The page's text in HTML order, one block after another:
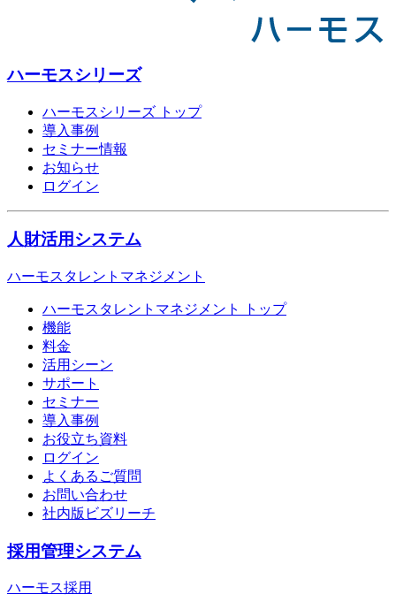
ハーモスシリーズ
ハーモスシリーズ トップ
導入事例
セミナー情報
お知らせ
ログイン
人財活用システム
ハーモスタレントマネジメント
ハーモスタレントマネジメント トップ
機能
料金
活用シーン
サポート
セミナー
導入事例
お役立ち資料
ログイン
よくあるご質問
お問い合わせ
社内版ビズリーチ
採用管理システム
ハーモス採用